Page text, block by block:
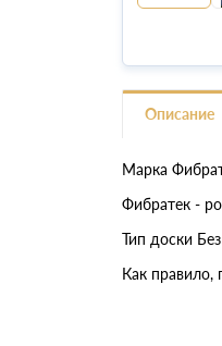
Описание
Марка
Фибратек -
Тип доски
Как правило,